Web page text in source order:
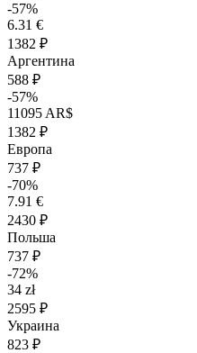
-57%
6.31 €
1382 ₽
Аргентина
588 ₽
-57%
11095 AR$
1382 ₽
Европа
737 ₽
-70%
7.91 €
2430 ₽
Польша
737 ₽
-72%
34 zł
2595 ₽
Украина
823 ₽